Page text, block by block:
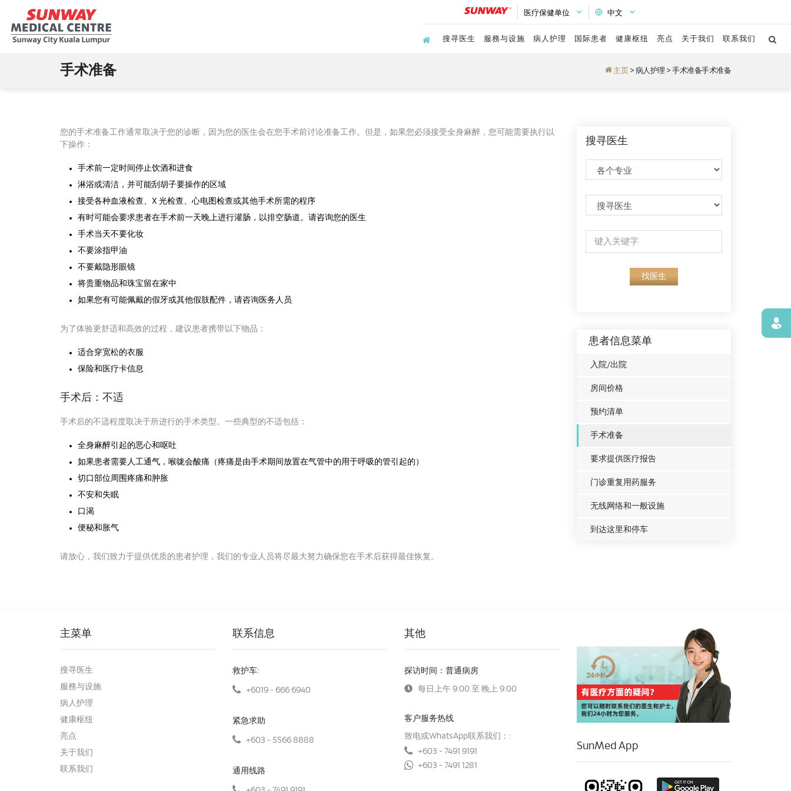
中文
医疗保健单位
搜寻医生 服務与设施 病人护理 国际患者 健康枢纽 亮点 关于我们 联系我们
手术准备 主页 > 病人护理 >手术准备手术准备
您的手术准备工作通常取决于您的诊断，因为您的医生会在您手术前讨论准备工作。但是，如果您必须接受全身麻醉，您可能需要执行以
下操作：
手术前一定时间停止饮酒和进食
淋浴或清洁，并可能刮胡子要操作的区域
接受各种血液检查、X 光检查、心电图检查或其他手术所需的程序
有时可能会要求患者在手术前一天晚上进行灌肠，以排空肠道。请咨询您的医生
手术当天不要化妆
不要涂指甲油
不要戴隐形眼镜
将贵重物品和珠宝留在家中
如果您有可能佩戴的假牙或其他假肢配件，请咨询医务人员
为了体验更舒适和高效的过程，建议患者携带以下物品：
适合穿宽松的衣服
保险和医疗卡信息
手术后：不适
手术后的不适程度取决于所进行的手术类型。一些典型的不适包括：
全身麻醉引起的恶心和呕吐
如果患者需要人工通气，喉咙会酸痛（疼痛是由手术期间放置在气管中的用于呼吸的管引起的）
切口部位周围疼痛和肿胀
不安和失眠
口渴
便秘和胀气
请放心，我们致力于提供优质的患者护理，我们的专业人员将尽最大努力确保您在手术后获得最佳恢复。
搜寻医生
找医生
患者信息菜单
入院/出院
房间价格
预约清单
手术准备
要求提供医疗报告
门诊重复用药服务
无线网络和一般设施
到达这里和停车
主菜单
搜寻医生
服務与设施
病人护理
健康枢纽
亮点
关于我们
联系我们
联系信息
救护车:
+6019 - 666 6940
紧急求助
+603 - 5566 8888
通用线路
其他
探访时间：普通病房
每日上午 9:00 至 晚上 9:00
客户服务热线
致电或WhatsApp联系我们：:
+603 - 7491 9191
+603 - 7491 1281
SunMed App
寻